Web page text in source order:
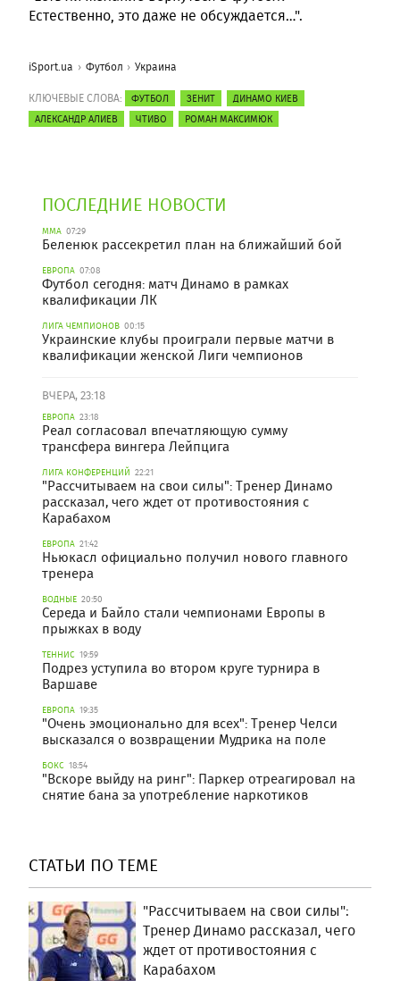
Естественно, это даже не обсуждается…".
iSport.ua Футбол Украина
КЛЮЧЕВЫЕ СЛОВА: ФУТБОЛ ЗЕНИТ
ДИНАМО КИЕВ
АЛЕКСАНДР АЛИЕВ
ЧТИВО РОМАН МАКСИМЮК
ПОСЛЕДНИЕ НОВОСТИ
ММА 07:29
Беленюк рассекретил план на ближайший бой
ЕВРОПА 07:08
Футбол сегодня: матч Динамо в рамках
квалификации ЛК
ЛИГА ЧЕМПИОНОВ 00:15
Украинские клубы проиграли первые матчи в
квалификации женской Лиги чемпионов
ВЧЕРА, 23:18
ЕВРОПА 23:18
Реал согласовал впечатляющую сумму
трансфера вингера Лейпцига
ЛИГА КОНФЕРЕНЦИЙ 22:21
"Рассчитываем на свои силы": Тренер Динамо
рассказал, чего ждет от противостояния с
Карабахом
ЕВРОПА 21:42
Ньюкасл официально получил нового главного
тренера
ВОДНЫЕ 20:50
Середа и Байло стали чемпионами Европы в
прыжках в воду
ТЕННИС 19:59
Подрез уступила во втором круге турнира в
Варшаве
ЕВРОПА 19:35
"Очень эмоционально для всех": Тренер Челси
высказался о возвращении Мудрика на поле
БОКС 18:54
"Вскоре выйду на ринг": Паркер отреагировал на
снятие бана за употребление наркотиков
СТАТЬИ ПО ТЕМЕ
"Рассчитываем на свои силы":
Тренер Динамо рассказал, чего
ждет от противостояния с
Карабахом